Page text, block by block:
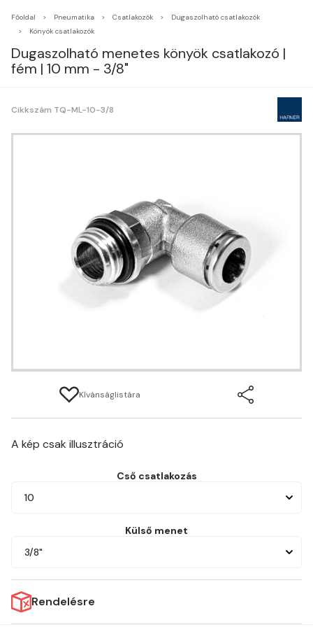
Főoldal Pneumatika Csatlakozók
Dugaszolható csatlakozók
Könyök csatlakozók
Dugaszolható menetes könyök csatlakozó |
fém | 10 mm - 3/8"
Cikkszám TQ-ML-10-3/8
Kívánságlistára
A kép csak illusztráció
Cső csatlakozás
10
Külső menet
3/8"
Rendelésre